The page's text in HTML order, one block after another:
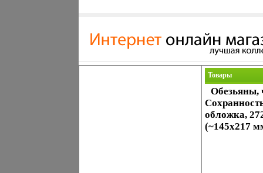
Товары
Обезьяны,
обложка,
(~145х217